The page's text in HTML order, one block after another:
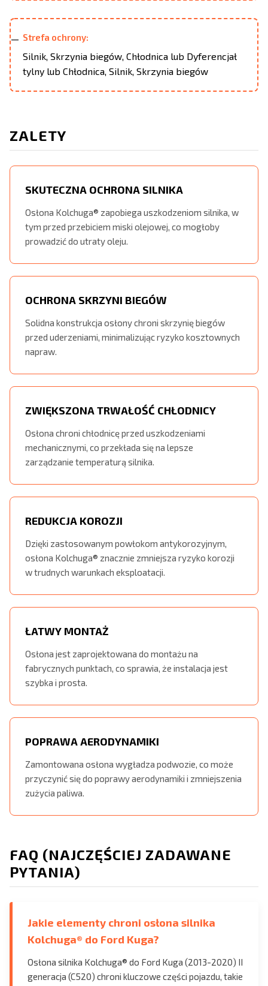
Strefa ochrony:
Silnik, Skrzynia biegów, Chłodnica lub Dyferencjał
tylny lub Chłodnica, Silnik, Skrzynia biegów
ZALETY
SKUTECZNA OCHRONA SILNIKA
Osłona Kolchuga® zapobiega uszkodzeniom silnika, w
tym przed przebiciem miski olejowej, co mogłoby
prowadzić do utraty oleju.
OCHRONA SKRZYNI BIEGÓW
Solidna konstrukcja osłony chroni skrzynię biegów
przed uderzeniami, minimalizując ryzyko kosztownych
napraw.
ZWIĘKSZONA TRWAŁOŚĆ CHŁODNICY
Osłona chroni chłodnicę przed uszkodzeniami
mechanicznymi, co przekłada się na lepsze
zarządzanie temperaturą silnika.
REDUKCJA KOROZJI
Dzięki zastosowanym powłokom antykorozyjnym,
osłona Kolchuga® znacznie zmniejsza ryzyko korozji
w trudnych warunkach eksploatacji.
ŁATWY MONTAŻ
Osłona jest zaprojektowana do montażu na
fabrycznych punktach, co sprawia, że instalacja jest
szybka i prosta.
POPRAWA AERODYNAMIKI
Zamontowana osłona wygładza podwozie, co może
przyczynić się do poprawy aerodynamiki i zmniejszenia
zużycia paliwa.
FAQ (NAJCZĘŚCIEJ ZADAWANE
PYTANIA)
Jakie elementy chroni osłona silnika
Kolchuga® do Ford Kuga?
Osłona silnika Kolchuga® do Ford Kuga (2013-2020) II
generacja (C520) chroni kluczowe części pojazdu, takie